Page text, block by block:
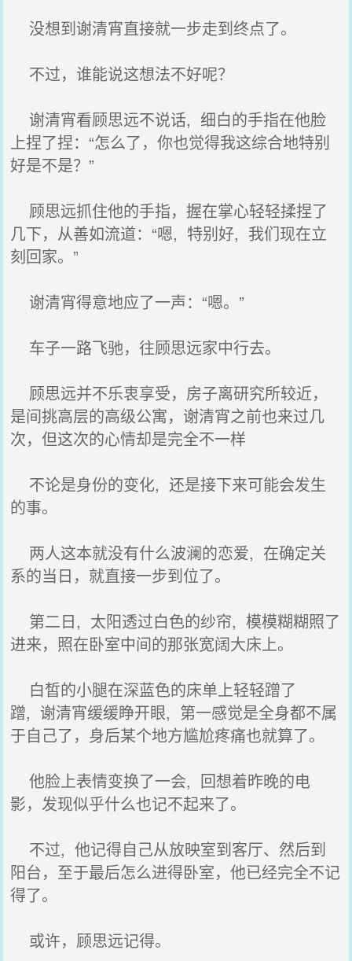
没想到谢清宵直接就一步走到终点了。
不过，谁能说这想法不好呢？
谢清宵看顾思远不说话, 细白的手指在他脸
上捏了捏：“怎么了，你也觉得我这综合地特别
好是不是？”
顾思远抓住他的手指，握在掌心轻轻揉捏了
几下，从善如流道：“嗯, 特别好, 我们现在立
刻回家。”
谢清宵得意地应了一声：“嗯。”
车子一路飞驰，往顾思远家中行去。
顾思远并不乐衷享受，房子离研究所较近，
是间挑高层的高级公寓，谢清宵之前也来过几
次，但这次的心情却是完全不一样
不论是身份的变化, 还是接下来可能会发生
的事。
两人这本就没有什么波澜的恋爱, 在确定关
系的当日，就直接一步到位了。
第二日, 太阳透过白色的纱帘, 模模糊糊照了
进来，照在卧室中间的那张宽阔大床上。
白皙的小腿在深蓝色的床单上轻轻蹭了
蹭, 谢清宵缓缓睁开眼, 第一感觉是全身都不属
于自己了，身后某个地方尴尬疼痛也就算了。
他脸上表情变换了一会, 回想着昨晚的电
影，发现似乎什么也记不起来了。
不过, 他记得自己从放映室到客厅、然后到
阳台，至于最后怎么进得卧室，他已经完全不记
得了。
或许，顾思远记得。